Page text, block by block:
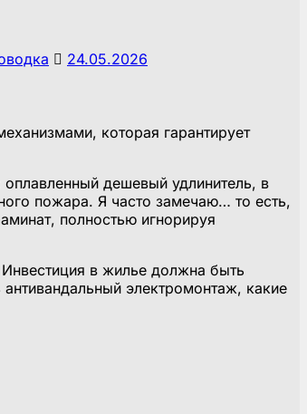
24.05.2026
которая гарантирует
дешевый удлинитель, в
пожара. Я часто замечаю… то есть,
полностью игнорируя
в жилье должна быть
электромонтаж, какие